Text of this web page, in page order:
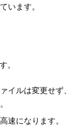
います。
。
イルは変更せず、
速になります。